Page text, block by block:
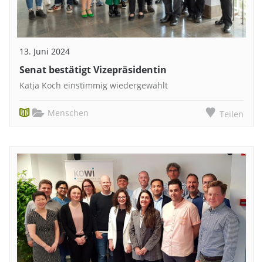
13. Juni 2024
Senat bestätigt Vizepräsidentin
Katja Koch einstimmig wiedergewählt
Menschen Teilen